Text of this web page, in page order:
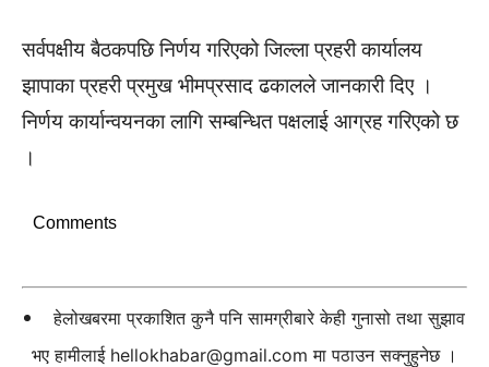
सर्वपक्षीय बैठकपछि निर्णय गरिएको जिल्ला प्रहरी कार्यालय
झापाका प्रहरी प्रमुख भीमप्रसाद ढकालले जानकारी दिए ।
निर्णय कार्यान्वयनका लागि सम्बन्धित पक्षलाई आग्रह गरिएको छ
।
Comments
हेलोखबरमा प्रकाशित कुनै पनि सामग्रीबारे केही गुनासो तथा सुझाव
भए हामीलाई hellokhabar@gmail.com मा पठाउन सक्नुहुनेछ ।